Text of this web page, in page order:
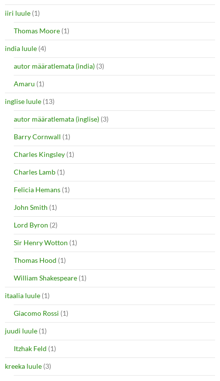
iiri luule (1)
Thomas Moore (1)
india luule (4)
autor määratlemata (india) (3)
Amaru (1)
inglise luule (13)
autor määratlemata (inglise) (3)
Barry Cornwall (1)
Charles Kingsley (1)
Charles Lamb (1)
Felicia Hemans (1)
John Smith (1)
Lord Byron (2)
Sir Henry Wotton (1)
Thomas Hood (1)
William Shakespeare (1)
itaalia luule (1)
Giacomo Rossi (1)
juudi luule (1)
Itzhak Feld (1)
kreeka luule (3)